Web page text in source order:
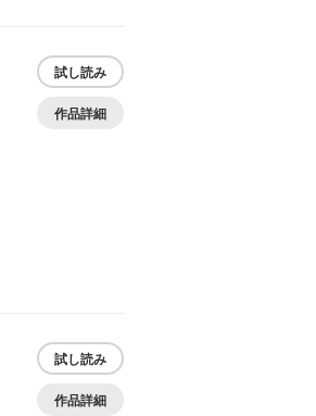
試し読み
作品詳細
試し読み
作品詳細